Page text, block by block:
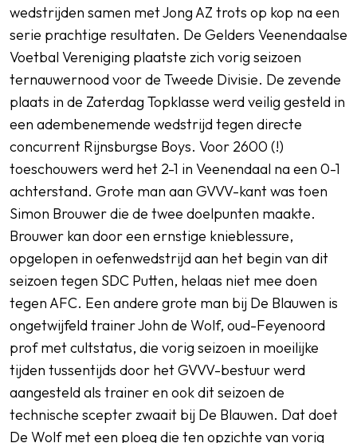
wedstrijden samen met Jong AZ trots op kop na een
serie prachtige resultaten. De Gelders Veenendaalse
Voetbal Vereniging plaatste zich vorig seizoen
ternauwernood voor de Tweede Divisie. De zevende
plaats in de Zaterdag Topklasse werd veilig gesteld in
een adembenemende wedstrijd tegen directe
concurrent Rijnsburgse Boys. Voor 2600 (!)
toeschouwers werd het 2-1 in Veenendaal na een 0-1
achterstand. Grote man aan GVVV-kant was toen
Simon Brouwer die de twee doelpunten maakte.
Brouwer kan door een ernstige knieblessure,
opgelopen in oefenwedstrijd aan het begin van dit
seizoen tegen SDC Putten, helaas niet mee doen
tegen AFC. Een andere grote man bij De Blauwen is
ongetwijfeld trainer John de Wolf, oud-Feyenoord
prof met cultstatus, die vorig seizoen in moeilijke
tijden tussentijds door het GVVV-bestuur werd
aangesteld als trainer en ook dit seizoen de
technische scepter zwaait bij De Blauwen. Dat doet
De Wolf met een ploeg die ten opzichte van vorig